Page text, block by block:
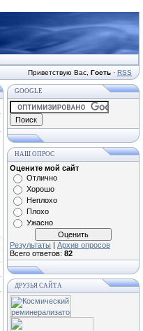
Приветствую Вас Гость · RSS
GOOGLE
НАШ ОПРОС
Оцените мой сайт
Отлично
Хорошо
Неплохо
Плохо
Ужасно
Результаты | Архив опросов
Всего ответов: 82
ДРУЗЬЯ САЙТА